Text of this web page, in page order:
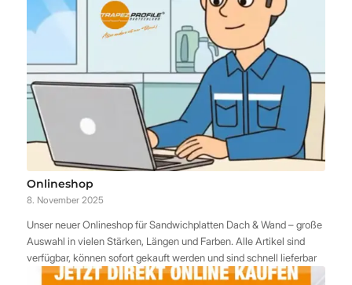
Onlineshop
8. November 2025
Unser neuer Onlineshop für Sandwichplatten Dach & Wand – große
Auswahl in vielen Stärken, Längen und Farben. Alle Artikel sind
verfügbar, können sofort gekauft werden und sind schnell lieferbar